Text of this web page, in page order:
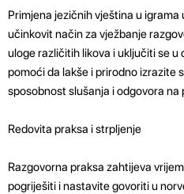
Primjena jezičnih vještina u igrama
učinkovit način za vježbanje
uloge različitih likova i uključiti se u
pomoći da lakše i prirodno izrazite
sposobnost slušanja i odgovora na
Redovita praksa i strpljenje
Razgovorna praksa zahtijeva
pogriješiti i nastavite govoriti u